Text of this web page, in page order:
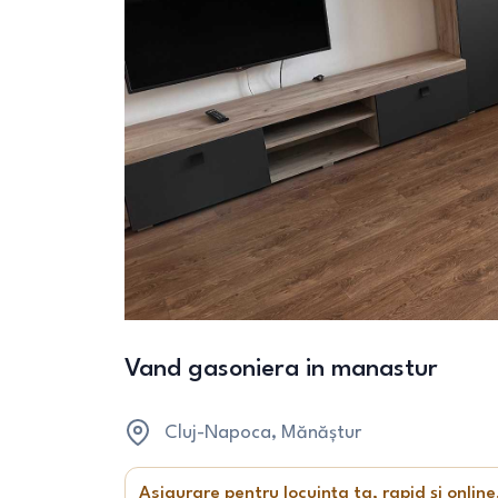
Vand gasoniera in manastur
Cluj-Napoca, Mănăștur
Asigurare pentru locuința ta, rapid și